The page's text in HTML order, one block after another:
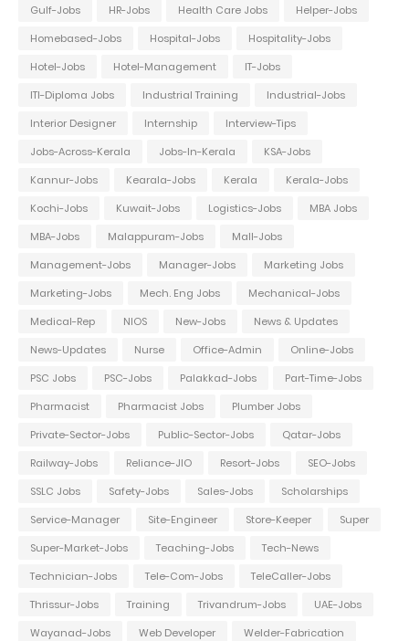
Gulf-Jobs
HR-Jobs Health Care Jobs
Helper-Jobs
Homebased-Jobs
Hospital-Jobs
Hospitality-Jobs
Hotel-Jobs
Hotel-Management
IT-Jobs
ITI-Diploma Jobs
Industrial Training
Industrial-Jobs
Interior Designer
Internship
Interview-Tips
Jobs-Across-Kerala
Jobs-In-Kerala
KSA-Jobs
Kannur-Jobs
Kearala-Jobs Kerala
Kerala-Jobs
Kochi-Jobs
Kuwait-Jobs Logistics-Jobs
MBA Jobs
MBA-Jobs
Malappuram-Jobs
Mall-Jobs
Management-Jobs
Manager-Jobs
Marketing Jobs
Marketing-Jobs
Mech. Eng Jobs
Mechanical-Jobs
Medical-Rep
NIOS New-Jobs
News & Updates
News-Updates
Nurse Office-Admin
Online-Jobs
PSC Jobs
PSC-Jobs Palakkad-Jobs
Part-Time-Jobs
Pharmacist
Pharmacist Jobs
Plumber Jobs
Private-Sector-Jobs
Public-Sector-Jobs
Qatar-Jobs
Railway-Jobs
Reliance-JIO Resort-Jobs
SEO-Jobs
SSLC Jobs
Safety-Jobs Sales-Jobs
Scholarships
Service-Manager
Site-Engineer Store-Keeper
Super
Super-Market-Jobs
Teaching-Jobs
Tech-News
Technician-Jobs
Tele-Com-Jobs
TeleCaller-Jobs
Thrissur-Jobs
Training Trivandrum-Jobs
UAE-Jobs
Wayanad-Jobs
Web Developer
Welder-Fabrication